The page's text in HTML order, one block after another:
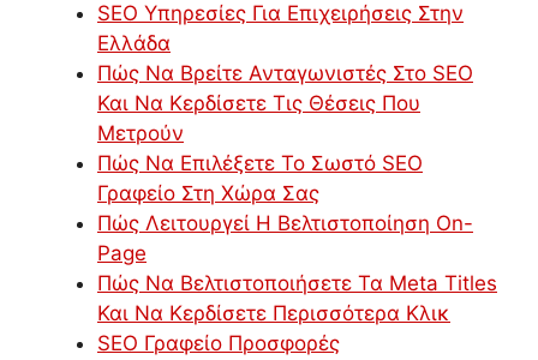
SEO Υπηρεσίες Για Επιχειρήσεις Στην
Ελλάδα
Πώς Να Βρείτε Ανταγωνιστές Στο SEO
Και Να Κερδίσετε Τις Θέσεις Που
Μετρούν
Πώς Να Επιλέξετε Το Σωστό SEO
Γραφείο Στη Χώρα Σας
Πώς Λειτουργεί Η Βελτιστοποίηση On-
Page
Πώς Να Βελτιστοποιήσετε Τα Meta Titles
Και Να Κερδίσετε Περισσότερα Κλικ
SEO Γραφείο Προσφορές